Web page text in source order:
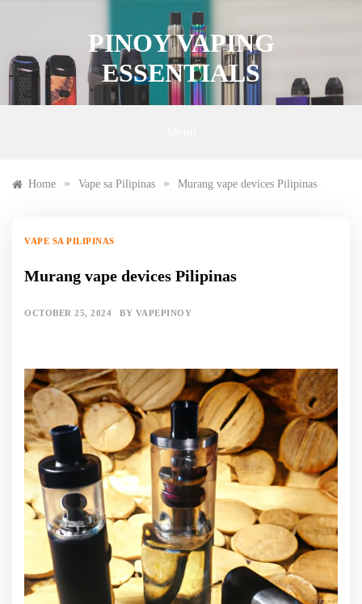
PINOY VAPING
ESSENTIALS
Home » Vape sa Pilipinas » Murang vape devices Pilipinas
VAPE SA PILIPINAS
Murang vape devices Pilipinas
OCTOBER 25, 2024 BY VAPEPINOY